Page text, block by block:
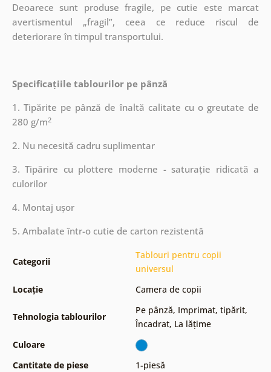
Deoarece sunt produse fragile, pe cutie este marcat
avertismentul „fragil”, ceea ce reduce riscul de
deteriorare în timpul transportului.
Specificațiile tablourilor pe pânză
1. Tipărite pe pânză de înaltă calitate cu o greutate de
280 g/m2
2. Nu necesită cadru suplimentar
3. Tipărire cu plottere moderne - saturație ridicată a
culorilor
4. Montaj ușor
5. Ambalate într-o cutie de carton rezistentă
Categorii
Tablouri pentru copii
universul
Locație
Camera de copii
Tehnologia tablourilor
Pe pânză, Imprimat, tipărit,
Încadrat, La lățime
Culoare
Cantitate de piese
1-piesă